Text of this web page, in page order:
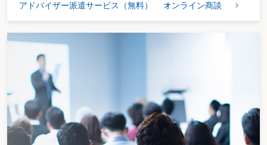
アドバイザー派遣サービス（無料）
オンライン商談